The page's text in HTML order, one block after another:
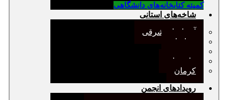
کمیته کتابخانه‌های دانشگاهی
شاخه‌های استانی
آذربایجان شرقی
خراسان
مازندران
کرمان
رویدادهای انجمن